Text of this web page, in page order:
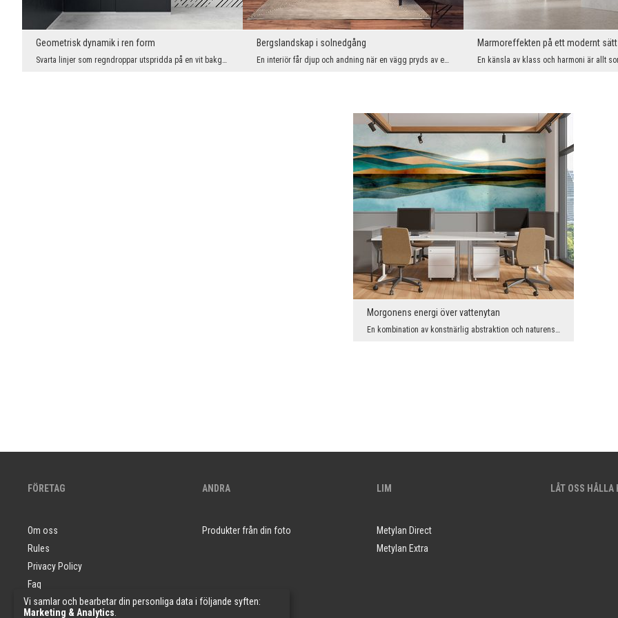
Geometrisk dynamik i ren form
Svarta linjer som regndroppar utspridda på en vit bakgrund - detta otydliga, rytmiska mönster är ...
Bergslandskap i solnedgång
En interiör får djup och andning när en vägg pryds av ett monumentalt panorama av berg som badar ...
Marmoreffekten på ett modernt sätt
Morgonens energi över vattenytan
En kombination av konstnärlig abstraktion och naturens färger skapar en unik känsla av djup och d...
FÖRETAG
Om oss
Rules
Privacy Policy
Faq
Tapetprover
ANDRA
Produkter från din foto
LIM
Metylan Direct
Metylan Extra
LÅT OSS HÅLLA
Vi samlar och bearbetar din personliga data i följande syften:
Marketing & Analytics